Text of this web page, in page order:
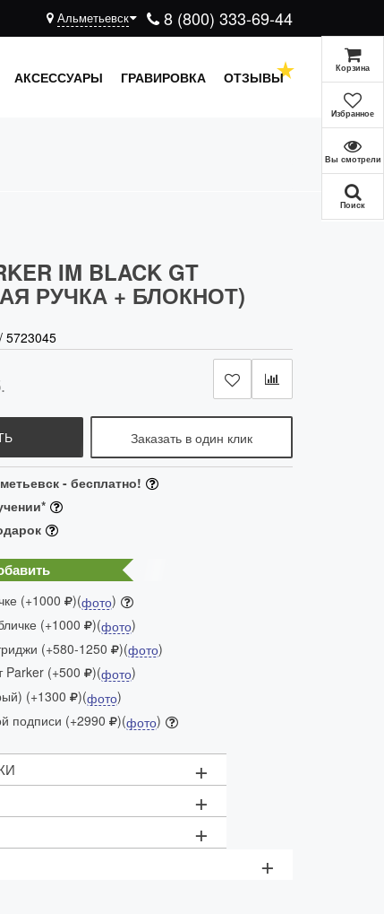
8 (800) 333-69-44
Альметьевск
АКСЕССУАРЫ ГРАВИРОВКА ОТЗЫВЫ
IM BLACK GT
РУЧКА + БЛОКНОТ)
/ 5723045
Заказать в один клик
- бесплатно!
(+1000 )(фото)
(+1000
)(фото)
(+580-1250
)(фото)
(+500
)(фото)
(+1300
)(фото)
подписи (+2990
)(фото)
+
Parker IM Black GT
коробка
+
+
+
Корзина
Избранное
Вы смотрели
Поиск